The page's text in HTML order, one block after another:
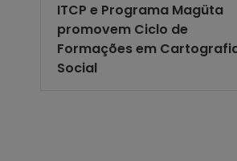
ITCP e Programa Magüta
promovem Ciclo de
Formações em
Social